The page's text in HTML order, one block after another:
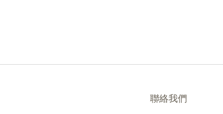
聯絡我們